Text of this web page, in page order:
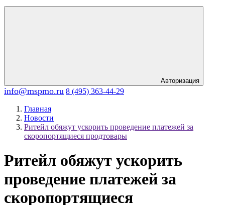
Авторизация
info@mspmo.ru 8 (495) 363-44-29
Главная
Новости
Ритейл обяжут ускорить проведение платежей за
скоропортящиеся продтовары
Ритейл обяжут ускорить
проведение платежей за
скоропортящиеся